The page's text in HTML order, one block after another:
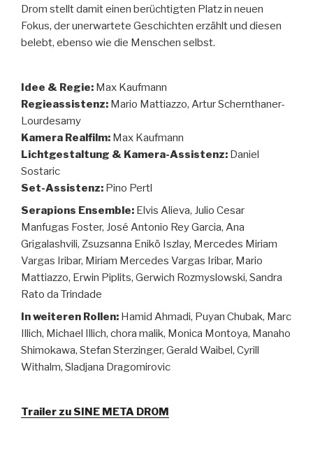
Drom stellt damit einen berüchtigten Platz in neuen
Fokus, der unerwartete Geschichten erzählt und diesen
belebt, ebenso wie die Menschen selbst.
Idee & Regie: Max Kaufmann
Regieassistenz: Mario Mattiazzo, Artur Schernthaner-
Lourdesamy
Kamera Realfilm: Max Kaufmann
Lichtgestaltung & Kamera-Assistenz: Daniel
Sostaric
Set-Assistenz: Pino Pertl
Serapions Ensemble: Elvis Alieva, Julio Cesar
Manfugas Foster, José Antonio Rey Garcia, Ana
Grigalashvili, Zsuzsanna Enikö Iszlay, Mercedes Miriam
Vargas Iribar, Miriam Mercedes Vargas Iribar, Mario
Mattiazzo, Erwin Piplits, Gerwich Rozmyslowski, Sandra
Rato da Trindade
In weiteren Rollen: Hamid Ahmadi, Puyan Chubak, Marc
Illich, Michael Illich, chora malik, Monica Montoya, Manaho
Shimokawa, Stefan Sterzinger, Gerald Waibel, Cyrill
Withalm, Sladjana Dragomirovic
Trailer zu SINE META DROM